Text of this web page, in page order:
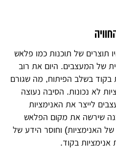
תוצרים של תוכנות כמו פלאש
של המעצבים. היום את רוב
בקוד בשלב הפיתוח, מה שגורם
לא נכונות. הסיבה נעוצה
לייצר את האנימציות
שירשה את מקום הפלאש
של האנימציות) וחוסר הידע של
אנימציות בקוד.